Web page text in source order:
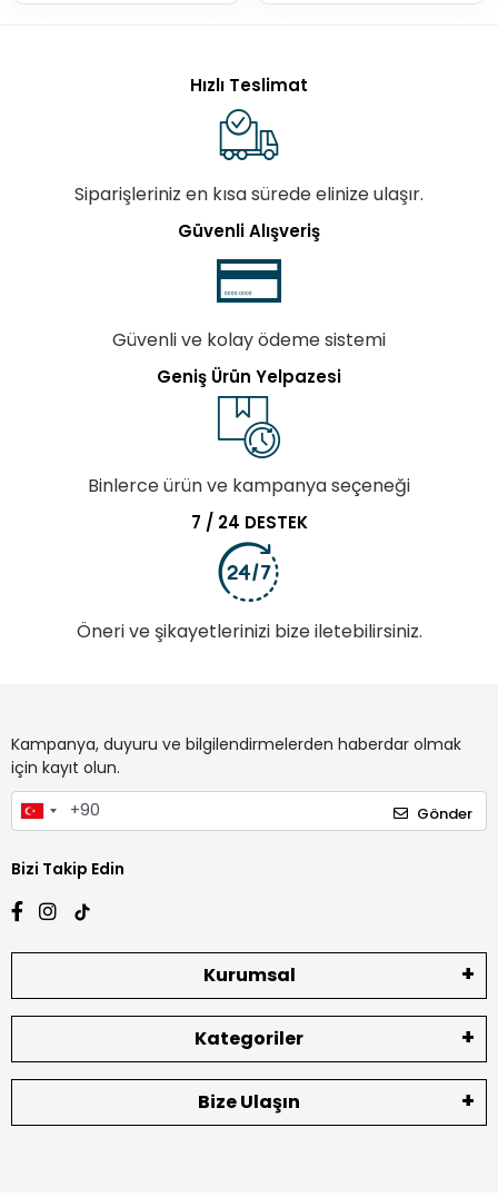
Hızlı Teslimat
Siparişleriniz en kısa sürede elinize ulaşır.
Güvenli Alışveriş
Güvenli ve kolay ödeme sistemi
Geniş Ürün Yelpazesi
Binlerce ürün ve kampanya seçeneği
7 / 24 DESTEK
Öneri ve şikayetlerinizi bize iletebilirsiniz.
Kampanya, duyuru ve bilgilendirmelerden haberdar olmak
için kayıt olun.
Gönder
Bizi Takip Edin
Kurumsal
Kategoriler
Bize Ulaşın